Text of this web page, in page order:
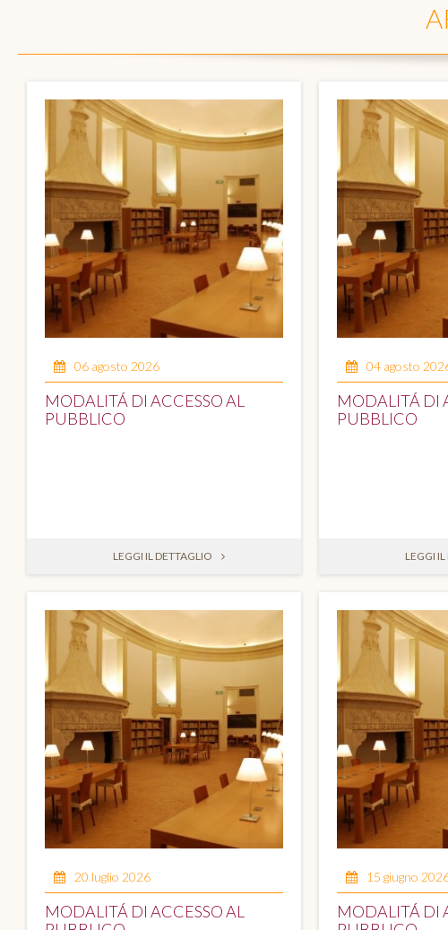
06 agosto 2026
MODALITÁ DI ACCESSO AL
PUBBLICO
LEGGI IL DETTAGLIO
04 agosto
MODALITÁ DI
PUBBLICO
LEGGI
20 luglio 2026
MODALITÁ DI ACCESSO AL
15 giugno
MODALITÁ DI